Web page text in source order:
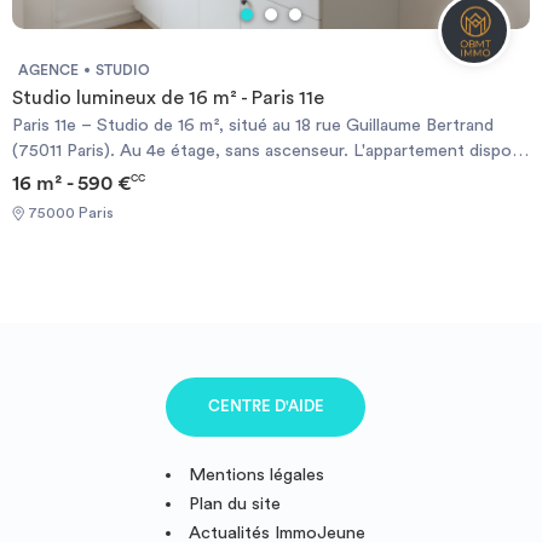
AGENCE STUDIO
Studio lumineux de 16 m² - Paris 11e
Paris 11e – Studio de 16 m², situé au 18 rue Guillaume Bertrand
(75011 Paris). Au 4e étage, sans ascenseur. L'appartement dispose
d'une pièce principale avec cuisine équipée, ainsi que d'une salle
ouest. Transports à proximité : métro Voltaire (Ligne 9) ou
16 m² - 590 €CC
75000 Paris
Mentions légales
Plan du site
Actualités ImmoJeune
CENTRE D'AIDE